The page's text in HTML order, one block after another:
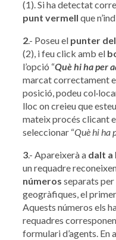
(1). Si ha detectat
punt vermell que
2.- Poseu el punter
(2), i feu click amb el
l’opció “Què hi ha per
marcat correctament
posició, podeu
lloc on creieu que
mateix procés clicant
seleccionar “Què hi ha
3.- Apareixerà a dalt a
un requadre
números separats per
geogràfiques, el
Aquests números els
requadres
formulari d’agents. En